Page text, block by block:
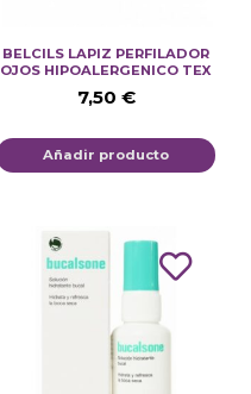
BELCILS LAPIZ PERFILADOR
OJOS HIPOALERGENICO TEX
7,50 €
Añadir producto